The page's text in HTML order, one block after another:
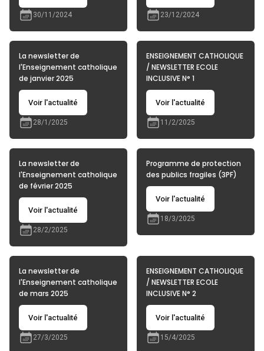
30/11/2024 23/12/2024
La newsletter de
l'Enseignement catholique
de janvier 2025
Voir l'actualité
28/1/2025
ENSEIGNEMENT CATHOLIQUE
/ NEWSLETTER ECOLE
INCLUSIVE N° 1
Voir l'actualité
11/2/2025
La newsletter de
l'Enseignement catholique
de février 2025
Voir l'actualité
28/2/2025
Programme de protection
des publics fragiles (3PF)
Voir l'actualité
18/3/2025
La newsletter de
l'Enseignement catholique
de mars 2025
Voir l'actualité
27/3/2025
ENSEIGNEMENT CATHOLIQUE
/ NEWSLETTER ECOLE
INCLUSIVE N° 2
Voir l'actualité
15/4/2025